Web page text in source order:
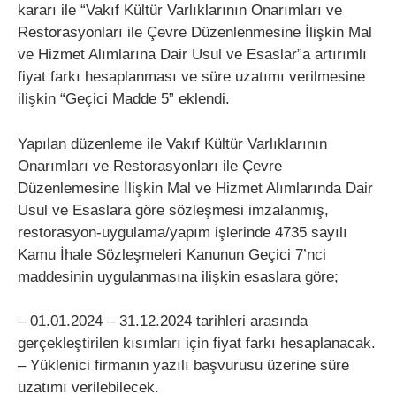
kararı ile “Vakıf Kültür Varlıklarının Onarımları ve
Restorasyonları ile Çevre Düzenlenmesine İlişkin Mal
ve Hizmet Alımlarına Dair Usul ve Esaslar”a artırımlı
fiyat farkı hesaplanması ve süre uzatımı verilmesine
ilişkin “Geçici Madde 5” eklendi.
Yapılan düzenleme ile Vakıf Kültür Varlıklarının
Onarımları ve Restorasyonları ile Çevre
Düzenlemesine İlişkin Mal ve Hizmet Alımlarında Dair
Usul ve Esaslara göre sözleşmesi imzalanmış,
restorasyon-uygulama/yapım işlerinde 4735 sayılı
Kamu İhale Sözleşmeleri Kanunun Geçici 7’nci
maddesinin uygulanmasına ilişkin esaslara göre;
– 01.01.2024 – 31.12.2024 tarihleri arasında
gerçekleştirilen kısımları için fiyat farkı hesaplanacak.
– Yüklenici firmanın yazılı başvurusu üzerine süre
uzatımı verilebilecek.